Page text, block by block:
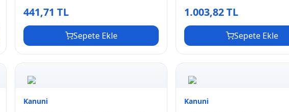
441,71 TL
Sepete Ekle
1.003,82 TL
Sepete Ekle
Kanuni Kanuni